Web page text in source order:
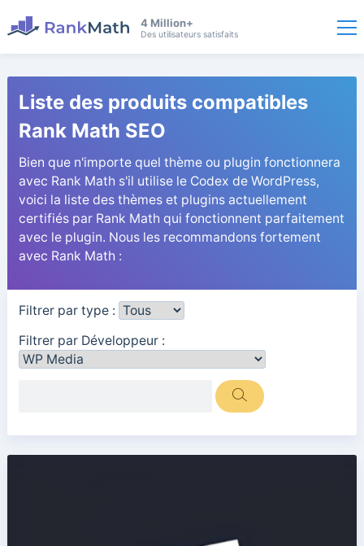
4 Million+
Des utilisateurs satisfaits
Liste des produits compatibles
Rank Math SEO
Bien que n'importe quel thème ou plugin fonctionnera
avec Rank Math s'il utilise le Codex de WordPress,
voici la liste des thèmes et plugins actuellement
certifiés par Rank Math qui fonctionnent parfaitement
avec le plugin. Nous les recommandons fortement
avec Rank Math :
Filtrer par type :
Filtrer par Développeur :